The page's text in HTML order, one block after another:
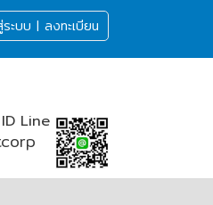
ระบบ | ลงทะเบียน
ID Line